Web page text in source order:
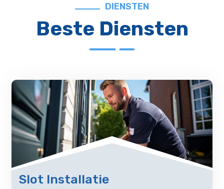
DIENSTEN
Beste Diensten
Slot Installatie